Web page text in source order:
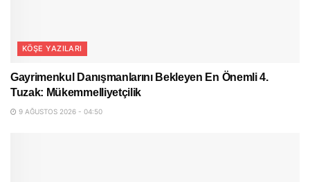
KÖŞE YAZILARI
Gayrimenkul Danışmanlarını Bekleyen En Önemli 4.
Tuzak: Mükemmelliyetçilik
9 AĞUSTOS 2026 - 04:50